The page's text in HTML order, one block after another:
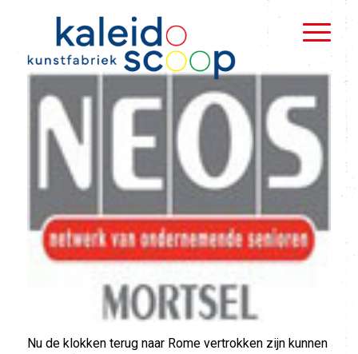
Nu de klokken terug naar Rome vertrokken zijn kunnen